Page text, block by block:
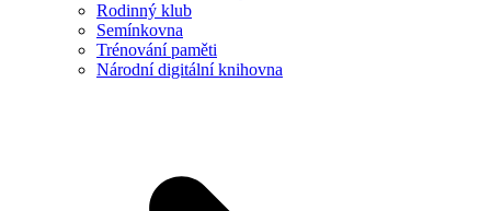
Rodinný klub
Semínkovna
Trénování paměti
Národní digitální knihovna